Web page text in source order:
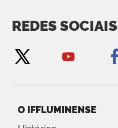
REDES SOCIAIS
O IFFLUMINENSE